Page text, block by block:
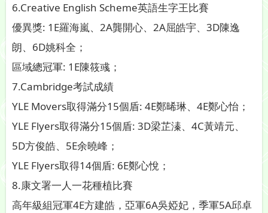
6.Creative English Scheme英語生字王比賽
優異獎: 1E羅海嵐、2A龔開心、2A屈皓宇、3D陳逸
朗、6D姚科全；
區域總冠軍: 1E陳筱彧；
7.Cambridge考試成績
YLE Movers取得滿分15個盾: 4E鄭晞琳、4E鄭心怡；
YLE Flyers取得滿分15個盾: 3D梁芷溱、4C黃靖元、
5D方俊皓、5E余曉峰；
YLE Flyers取得14個盾: 6E鄭心悅；
8.康文署一人一花種植比賽
高年級組冠軍4E方建皓，亞軍6A吳婭妃，季軍5A邱卓